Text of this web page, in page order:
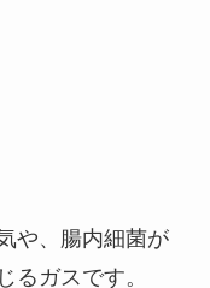
や、腸内細菌が
るガスです。